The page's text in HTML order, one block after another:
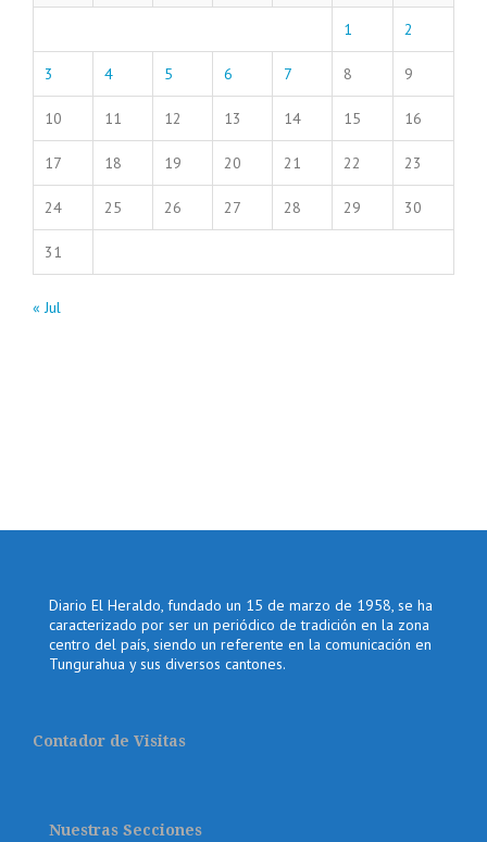
1 2
3 4 5 6 7 8 9
10 11 12 13 14 15 16
17 18 19 20 21 22 23
24 25 26 27 28 29 30
31
« Jul
Diario El Heraldo, fundado un 15 de marzo de 1958, se ha
caracterizado por ser un periódico de tradición en la zona
centro del país, siendo un referente en la comunicación en
Tungurahua y sus diversos cantones.
Contador de Visitas
Nuestras Secciones